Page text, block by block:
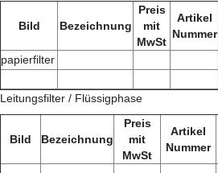
Bild Bezeichnung
Preis
mit
MwSt
Artikel
Nummer
papierfilter
Leitungsfilter / Flüssigphase
Bild Bezeichnung
Preis
mit
MwSt
Artikel
Nummer